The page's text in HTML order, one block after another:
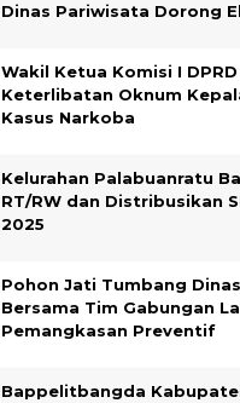
Dinas Pariwisata Dorong
Wakil Ketua Komisi I
Keterlibatan Oknum
Kasus Narkoba
Kelurahan Palabuanratu
RT/RW dan Distribusikan
2025
Pohon Jati Tumbang
Bersama Tim Gabungan
Pemangkasan Preventif
Bappelitbangda